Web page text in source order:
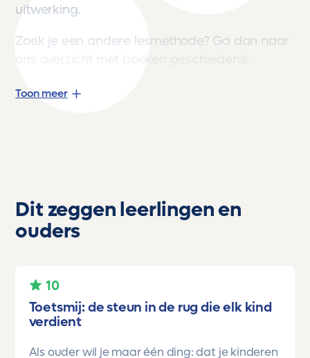
Toon meer
uitwerking.
Zoek je een andere lesmethode? Ga dan naar
ons overzicht met boeken geschiedenis
Dit zeggen leerlingen en
ouders
10
Toetsmij: de steun in de rug die elk kind
verdient
Als ouder wil je maar één ding: dat je kinderen